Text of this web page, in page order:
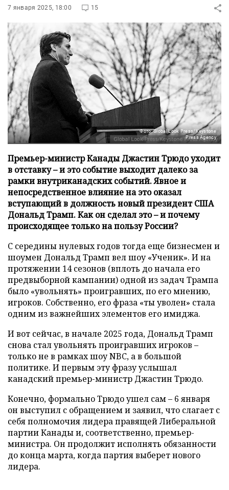
7 января 2025, 18:00 15
Фото: Global Look Press/Keystone
Press Agency
Премьер-министр Канады Джастин Трюдо уходит
в отставку – и это событие выходит далеко за
рамки внутриканадских событий. Явное и
непосредственное влияние на это оказал
вступающий в должность новый президент США
Дональд Трамп. Как он сделал это – и почему
происходящее только на пользу России?
С середины нулевых годов тогда еще бизнесмен и
шоумен Дональд Трамп вел шоу «Ученик». И на
протяжении 14 сезонов (вплоть до начала его
предвыборной кампании) одной из задач Трампа
было «увольнять» проигравших, по его мнению,
игроков. Собственно, его фраза «ты уволен» стала
одним из важнейших элементов его имиджа.
И вот сейчас, в начале 2025 года, Дональд Трамп
снова стал увольнять проигравших игроков –
только не в рамках шоу NBC, а в большой
политике. И первым эту фразу услышал
канадский премьер-министр Джастин Трюдо.
Конечно, формально Трюдо ушел сам – 6 января
он выступил с обращением и заявил, что слагает с
себя полномочия лидера правящей Либеральной
партии Канады и, соответственно, премьер-
министра. Он продолжит исполнять обязанности
до конца марта, когда партия выберет нового
лидера.